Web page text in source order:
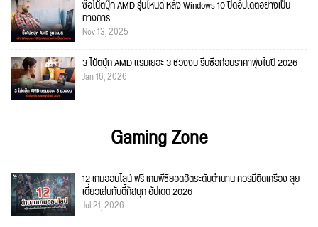
ซื้อโน้ตบุ๊ก AMD รุ่นไหนดี หลัง Windows 10 ปิดอัปเดตอย่างเป็น
ทางการ
Nov 13, 2025
3 โน้ตบุ๊ก AMD แรมเยอะ 3 ช่วงงบ รีบซื้อก่อนราคาพุ่งในปี 2026
Jan 16, 2026
Gaming Zone
12 เกมออนไลน์ ฟรี เกมพีซียอดฮิตระดับตำนาน ควรมีติดเครื่อง ลุย
เดี่ยวเล่นกับตี้ก็สนุก อัปเดต 2026
Jul 21, 2026